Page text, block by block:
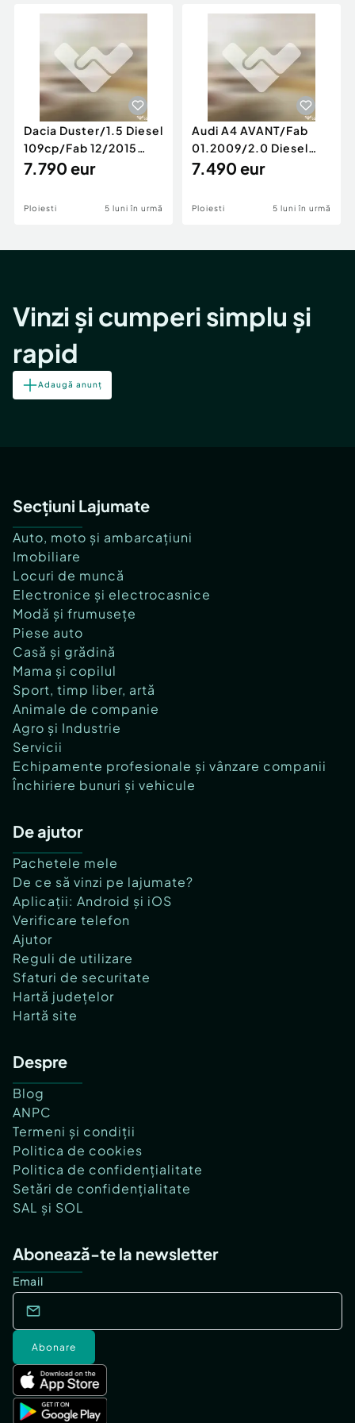
Animale de companie
Afaceri și echipamente profesionale
Inchiriere Bunuri si Vehicule
Utilaje agricole si industriale
Piese auto si accesorii
Dacia Duster
Dacia Duster/1.5 Diesel
109cp/Fab 12/2015
/Euro 5/GARANTIE 12
7.790 eur
Ploiesti 5 luni în urmă
Audi A4 AVANT/Fab
01.2009/2.0 Diesel
140cp/Posibilitate
7.490 eur
Ploiesti 5 luni în urmă
Vinzi și cumperi simplu și
rapid
Adaugă anunț
Secțiuni Lajumate
Auto, moto și ambarcațiuni
Imobiliare
Locuri de muncă
Electronice și electrocasnice
Modă și frumusețe
Piese auto
Casă și grădină
Mama și copilul
Sport, timp liber, artă
Animale de companie
Agro și Industrie
Servicii
Echipamente profesionale și vânzare companii
Închiriere bunuri și vehicule
De ajutor
Pachetele mele
De ce să vinzi pe lajumate?
Aplicații: Android și iOS
Verificare telefon
Ajutor
Reguli de utilizare
Sfaturi de securitate
Hartă județelor
Hartă site
Despre
Blog
ANPC
Termeni și condiții
Politica de cookies
Politica de confidențialitate
Setări de confidențialitate
SAL și SOL
Abonează-te la newsletter
Email
Abonare